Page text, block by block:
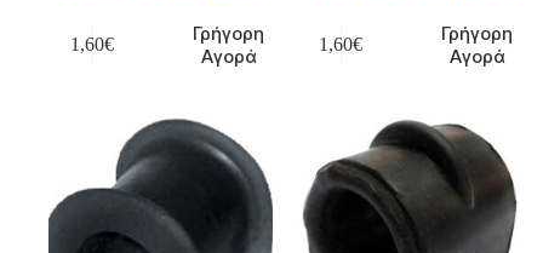
1,60€
Γρήγορη
Αγορά
1,60€
Γρήγορη
Αγορά